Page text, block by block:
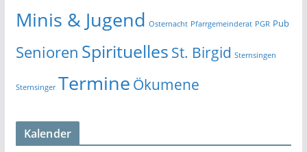
Minis & Jugend Osternacht Pfarrgemeinderat PGR Pub
Senioren Spirituelles St. Birgid Sternsingen
Sternsinger Termine Ökumene
Kalender